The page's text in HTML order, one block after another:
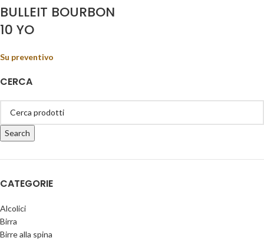
CERCA
Search
CATEGORIE
Alcolici
Birra
Birre alla spina
BULLEIT BOURBON
10 YO
Su preventivo